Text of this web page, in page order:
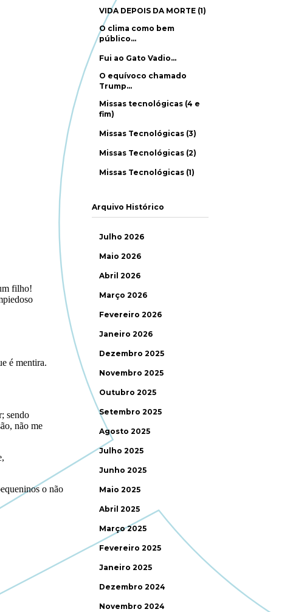
VIDA DEPOIS DA MORTE (1)
O clima como bem
público…
Fui ao Gato Vadio…
O equívoco chamado
Trump…
Missas tecnológicas (4 e
fim)
Missas Tecnológicas (3)
Missas Tecnológicas (2)
Missas Tecnológicas (1)
Arquivo Histórico
Julho 2026
Maio 2026
Abril 2026
Março 2026
Fevereiro 2026
Janeiro 2026
Dezembro 2025
Novembro 2025
Outubro 2025
Setembro 2025
Agosto 2025
Julho 2025
Junho 2025
Maio 2025
Abril 2025
Março 2025
Fevereiro 2025
Janeiro 2025
Dezembro 2024
Novembro 2024